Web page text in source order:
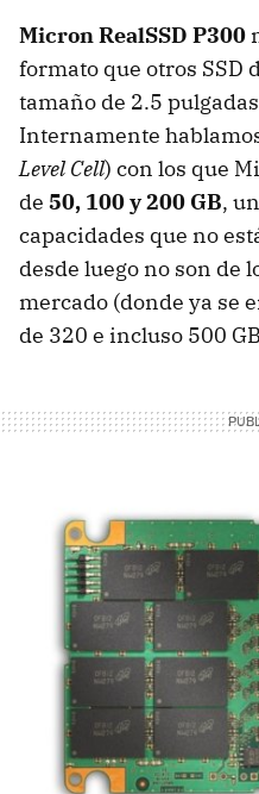
Micron RealSSD P300
formato que otros SSD
tamaño de 2.5
Internamente
Level Cell) con los que
de 50, 100 y 200 GB,
capacidades que no
desde luego no son de
mercado (donde ya se
de 320 e incluso 500